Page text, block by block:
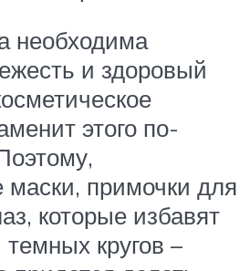
необходима
и здоровый
этого по-
примочки для
которые избавят
кругов –